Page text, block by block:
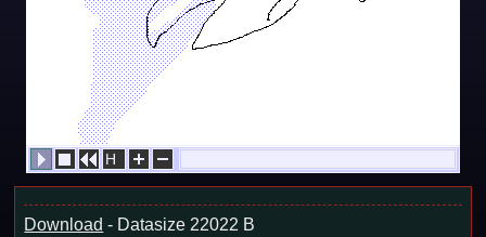
H
Download - Datasize 22022 B